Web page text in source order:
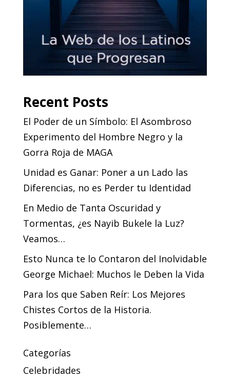
Recent Posts
El Poder de un Símbolo: El Asombroso
Experimento del Hombre Negro y la
Gorra Roja de MAGA
Unidad es Ganar: Poner a un Lado las
Diferencias, no es Perder tu Identidad
En Medio de Tanta Oscuridad y
Tormentas, ¿es Nayib Bukele la Luz?
Veamos…
Esto Nunca te lo Contaron del Inolvidable
George Michael: Muchos le Deben la Vida
Para los que Saben Reír: Los Mejores
Chistes Cortos de la Historia.
Posiblemente…
Categorías
Celebridades